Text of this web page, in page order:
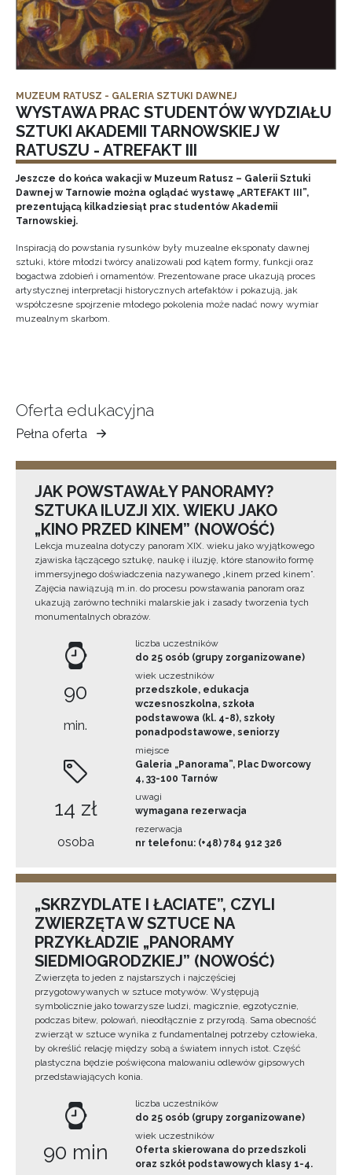
MUZEUM RATUSZ - GALERIA SZTUKI DAWNEJ
WYSTAWA PRAC STUDENTÓW WYDZIAŁU
SZTUKI AKADEMII TARNOWSKIEJ W
RATUSZU - ATREFAKT III
Jeszcze do końca wakacji w Muzeum Ratusz – Galerii Sztuki
Dawnej w Tarnowie można oglądać wystawę „ARTEFAKT III”,
prezentującą kilkadziesiąt prac studentów Akademii
Tarnowskiej.
Inspiracją do powstania rysunków były muzealne eksponaty dawnej
sztuki, które młodzi twórcy analizowali pod kątem formy, funkcji oraz
bogactwa zdobień i ornamentów. Prezentowane prace ukazują proces
artystycznej interpretacji historycznych artefaktów i pokazują, jak
współczesne spojrzenie młodego pokolenia może nadać nowy wymiar
muzealnym skarbom.
Oferta edukacyjna
Pełna oferta
Muzeum
Ziemi
JAK POWSTAWAŁY PANORAMY?
SZTUKA ILUZJI XIX. WIEKU JAKO
„KINO PRZED KINEM” (NOWOŚĆ)
Lekcja muzealna dotyczy panoram XIX. wieku jako wyjątkowego
zjawiska łączącego sztukę, naukę i iluzję, które stanowiło formę
immersyjnego doświadczenia nazywanego „kinem przed kinem”.
Zajęcia nawiązują m.in. do procesu powstawania panoram oraz
ukazują zarówno techniki malarskie jak i zasady tworzenia tych
monumentalnych obrazów.
90
min.
14 zł
osoba
liczba uczestników
do 25 osób (grupy zorganizowane)
wiek uczestników
przedszkole, edukacja
wczesnoszkolna, szkoła
podstawowa (kl. 4-8), szkoły
ponadpodstawowe, seniorzy
miejsce
Galeria „Panorama”, Plac Dworcowy
4, 33-100 Tarnów
uwagi
wymagana rezerwacja
rezerwacja
nr telefonu: (+48) 784 912 326
„SKRZYDLATE I ŁACIATE”, CZYLI
ZWIERZĘTA W SZTUCE NA
PRZYKŁADZIE „PANORAMY
SIEDMIOGRODZKIEJ” (NOWOŚĆ)
Zwierzęta to jeden z najstarszych i najczęściej
przygotowywanych w sztuce motywów. Występują
symbolicznie jako towarzysze ludzi, magicznie, egzotycznie,
podczas bitew, polowań, nieodłącznie z przyrodą. Sama obecność
zwierząt w sztuce wynika z fundamentalnej potrzeby człowieka,
by określić relację między sobą a światem innych istot. Część
plastyczna będzie poświęcona malowaniu odlewów gipsowych
przedstawiających konia.
90 min
liczba uczestników
do 25 osób (grupy zorganizowane)
wiek uczestników
Oferta skierowana do przedszkoli
oraz szkół podstawowych klasy 1-4.